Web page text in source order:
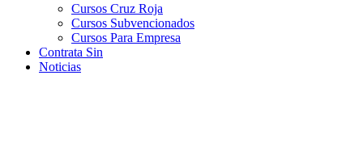
Cursos Cruz Roja
Cursos Subvencionados
Cursos Para Empresa
Contrata Sin
Noticias